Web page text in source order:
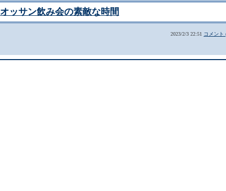
オッサン飲み会の素敵な時間
2023/2/3 22:51 コメント